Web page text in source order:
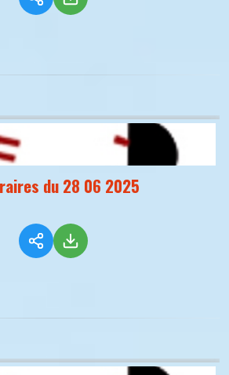
du 28 06 2025